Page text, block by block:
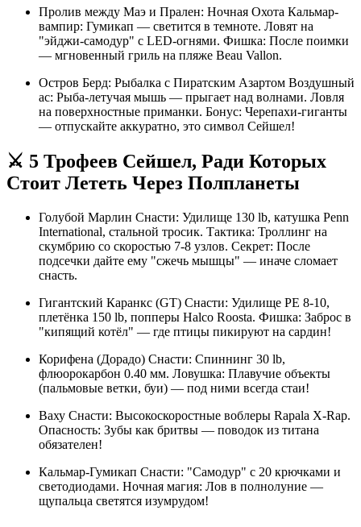
Пролив между Маэ и Прален: Ночная Охота Кальмар-
вампир: Гумикап — светится в темноте. Ловят на
"эйджи-самодур" с LED-огнями. Фишка: После поимки
— мгновенный гриль на пляже Beau Vallon.
Остров Берд: Рыбалка с Пиратским Азартом Воздушный
ас: Рыба-летучая мышь — прыгает над волнами. Ловля
на поверхностные приманки. Бонус: Черепахи-гиганты
— отпускайте аккуратно, это символ Сейшел!
⚔️ 5 Трофеев Сейшел, Ради Которых
Стоит Лететь Через Полпланеты
Голубой Марлин Снасти: Удилище 130 lb, катушка Penn
International, стальной тросик. Тактика: Троллинг на
скумбрию со скоростью 7-8 узлов. Секрет: После
подсечки дайте ему "сжечь мышцы" — иначе сломает
снасть.
Гигантский Каранкс (GT) Снасти: Удилище PE 8-10,
плетёнка 150 lb, попперы Halco Roosta. Фишка: Заброс в
"кипящий котёл" — где птицы пикируют на сардин!
Корифена (Дорадо) Снасти: Спиннинг 30 lb,
флюорокарбон 0.40 мм. Ловушка: Плавучие объекты
(пальмовые ветки, буи) — под ними всегда стаи!
Ваху Снасти: Высокоскоростные воблеры Rapala X-Rap.
Опасность: Зубы как бритвы — поводок из титана
обязателен!
Кальмар-Гумикап Снасти: "Самодур" с 20 крючками и
светодиодами. Ночная магия: Лов в полнолуние —
щупальца светятся изумрудом!